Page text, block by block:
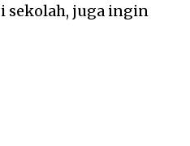
sekolah, juga ingin